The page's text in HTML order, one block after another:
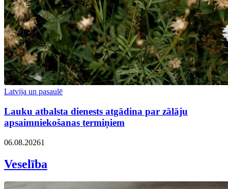
Latvija un pasaulē
Lauku atbalsta dienests atgādina par zālāju
apsaimniekošanas termiņiem
06.08.20261
Veselība